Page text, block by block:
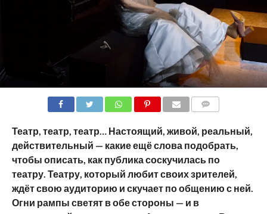
Театр , театр, театр… Настоящий, живой, реальный,
действительный — какие ещёслова подобрать,
чтобы описать, как публика соскучилась по
театру. Театру, который любит своих зрителей,
ждёт свою аудиторию и скучает по общению с ней.
Огни рампы светят в обе стороны — и в